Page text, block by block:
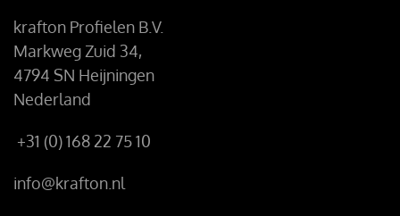
krafton Profielen B.V.
Markweg Zuid 34,
4794 SN Heijningen
Nederland
+31 (0) 168 22 75 10
info@krafton.nl